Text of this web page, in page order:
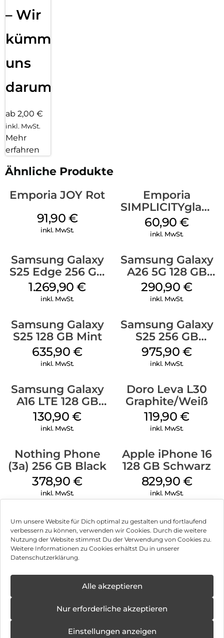
Um unsere Website für Dich optimal zu gestalten und fortlaufend
verbessern zu können, verwenden wir Cookies. Durch die weitere
Nutzung der Website stimmst Du der Verwendung von Cookies zu.
Weitere Informationen zu Cookies erhältst Du in unserer
Datenschutzerklärung.
Alle akzeptieren
Nur erforderliche akzeptieren
Einstellungen anzeigen
– Wir
kümmern
uns
darum!
ab 2,00 €
inkl. MwSt.
Mehr
erfahren
Ähnliche Produkte
Emporia JOY Rot
91,90 €
inkl. MwSt.
Emporia
SIMPLICITYglam
Schwarz
60,90€
inkl. MwSt.
Samsung Galaxy
S25 Edge 256 GB
Titanium Silver
1.269,90€
inkl. MwSt.
Samsung Galaxy
A26 5G 128 GB
White
290,90€
inkl. MwSt.
Samsung Galaxy
S25 128 GB Mint
635,90€
inkl. MwSt.
Samsung Galaxy
S25 256 GB
Icyblue
975,90€
inkl. MwSt.
Samsung Galaxy
A16 LTE 128 GB
Black
130,90€
inkl. MwSt.
Doro Leva L30
Graphite/Weiß
119,90€
inkl. MwSt.
Nothing Phone
(3a) 256 GB Black
378,90€
inkl. MwSt.
Apple iPhone 16
128 GB Schwarz
829,90 €
inkl. MwSt.
Impressum
Hinweis zur Batterieentsorgung
Öffnungstage
08.12.2025 -
Können wir Dir behilflich sein?